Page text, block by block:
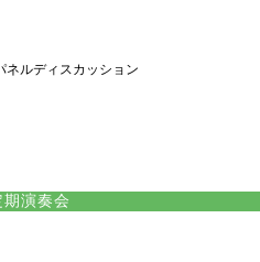
ネルディスカッション
演奏会